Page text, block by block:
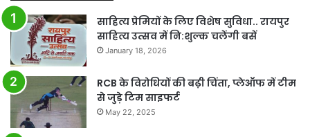
साहित्य प्रेमियों के लिए विशेष सुविधा.. रायपुर
साहित्य उत्सव में नि:शुल्क चलेंगी बसें
January 18, 2026
RCB के विरोधियों की बढ़ी चिंता, प्लेऑफ में टीम
से जुड़े टिम साइफर्ट
May 22, 2025